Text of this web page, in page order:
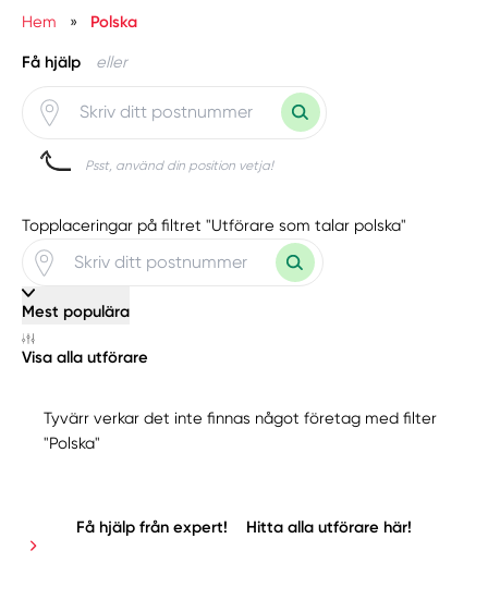
Hem
» Polska
Få hjälp eller
Psst, använd din position vetja!
Topplaceringar på filtret "Utförare som talar polska"
Mest populära
Visa alla utförare
Tyvärr verkar det inte finnas något företag med filter
"Polska"
Få hjälp från expert! Hitta alla utförare här!